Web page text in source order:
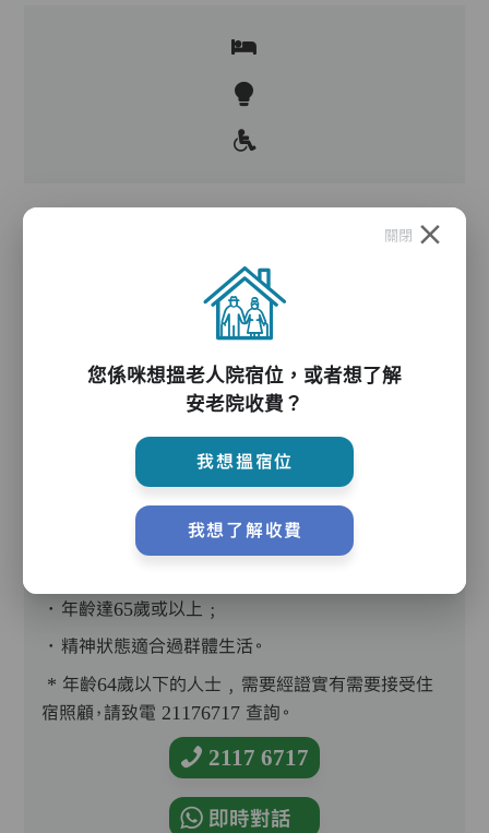
護理評估、執藥、核派藥、量度生命表徵、協助沐
浴、餵飯、換尿片
入住條件
．年齡達65歲或以上﹔
．精神狀態適合過群體生活。
* 年齡64歲以下的人士﹐需要經證實有需要接受住
宿照顧，請致電 21176717 查詢。
2117 6717
即時對話
關閉
您係咪想搵老人院宿位，或者想了解
安老院收費？
我想搵宿位
我想了解收費